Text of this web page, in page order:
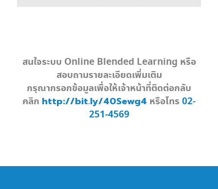
สนใจระบบ Online Blended Learning หรือ
สอบถามรายละเอียดเพิ่มเติม
กรุณากรอกข้อมูลเพื่อให้เจ้าหน้าที่ติดต่อกลับ
คลิก http://bit.ly/40Sewg4 หรือโทร 02-
251-4569